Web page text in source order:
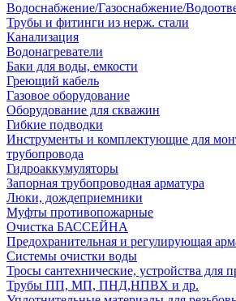
Водоснабжение/Газоснабжение/
Трубы и фитинги из нерж. стали
Канализация
Водонагреватели
Баки для воды, емкости
Греющий кабель
Газовое оборудование
Оборудование для скважин
Гибкие подводки
Инструменты и комплектующие для
трубопровода
Гидроаккумуляторы
Запорная трубопроводная арматура
Люки, дождеприемники
Муфты противопожарные
Очистка БАССЕЙНА
Предохранительная и регулирующая
Системы очистки воды
Тросы сантехнические, устройства для
Трубы ПП, МП, ПНД,НПВХ и др.